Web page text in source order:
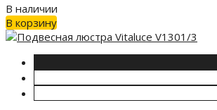
В наличии
В корзину